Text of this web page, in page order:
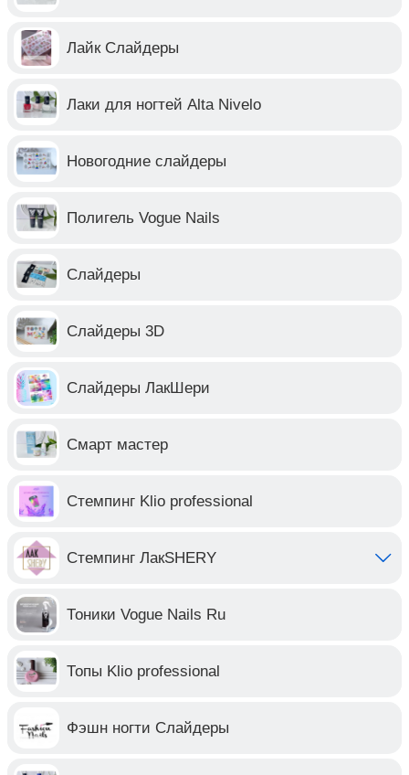
Лайк Слайдеры
Лаки для ногтей Alta Nivelo
Новогодние слайдеры
Полигель Vogue Nails
Слайдеры
Слайдеры 3D
Слайдеры ЛакШери
Смарт мастер
Стемпинг Klio professional
Стемпинг ЛакSHERY
Тоники Vogue Nails Ru
Топы Klio professional
Фэшн ногти Слайдеры